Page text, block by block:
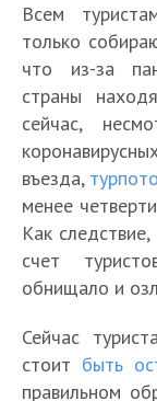
Всем
только
что из-за
страны
сейчас,
въезда,
менее
Как
счет
обнищало и
Сейчас
стоит быть
правильном